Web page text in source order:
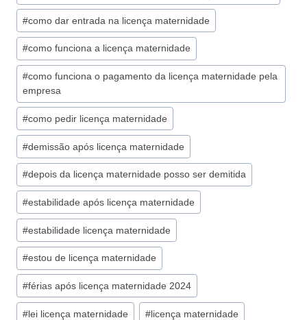
#como dar entrada na licença maternidade
#como funciona a licença maternidade
#como funciona o pagamento da licença maternidade pela
empresa
#como pedir licença maternidade
#demissão após licença maternidade
#depois da licença maternidade posso ser demitida
#estabilidade após licença maternidade
#estabilidade licença maternidade
#estou de licença maternidade
#férias após licença maternidade 2024
#lei licença maternidade #licença maternidade